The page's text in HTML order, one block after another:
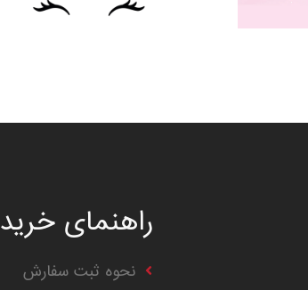
راهنمای خرید
نحوه ثبت سفارش